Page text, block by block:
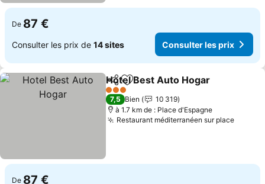
De 87 €
Consulter les prix de 14 sites Consulter les prix
PartagerAjouter à mes favoris
Hotel Best Auto Hogar
3 Étoiles
7,5 Bien
10 319
à 1.7 km de : Place d'Espagne
Restaurant méditerranéen sur place
De 87 €